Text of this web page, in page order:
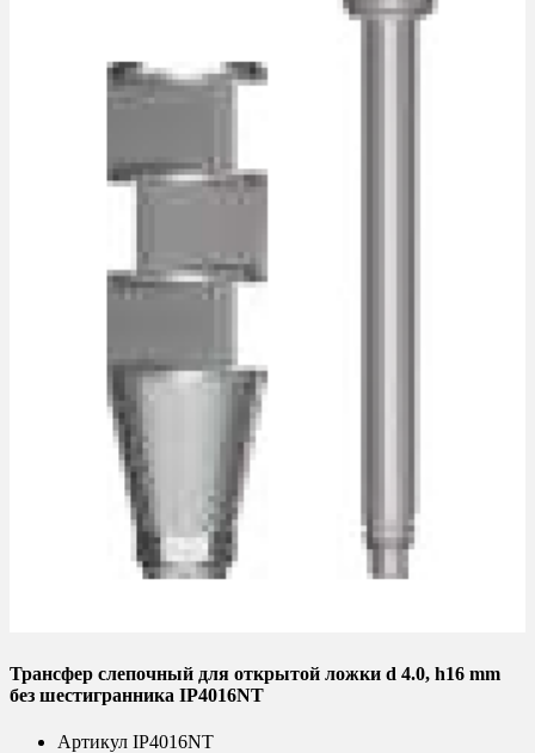
Трансфер слепочный для открытой ложки d 4.0, h16 mm
без шестигранника IP4016NT
Артикул IP4016NT